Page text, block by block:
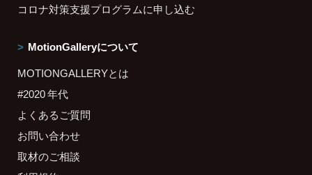
コロナ対策支援プログラムに申し込む
MotionGalleryについて
MOTIONGALLERYとは
#2020 年代
よくあるご質問
お問い合わせ
取材のご相談